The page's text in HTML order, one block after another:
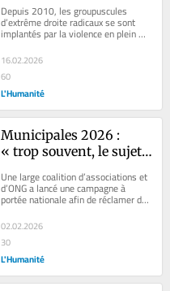
violente et raciste
Depuis 2010, les groupuscules
d’extrême droite radicaux se sont
implantés par la violence en plein
cœur de la capitale des Gaules.
Leur...
16.02.2026
60
L'Humanité
Municipales 2026 :
« trop souvent, le sujet
abordé de manière
dépolitisée », regrette
Une large coalition d’associations et
d’ONG a lancé une campagne à
portée nationale afin de réclamer des
futurs candidats de s’engager sur...
02.02.2026
30
L'Humanité